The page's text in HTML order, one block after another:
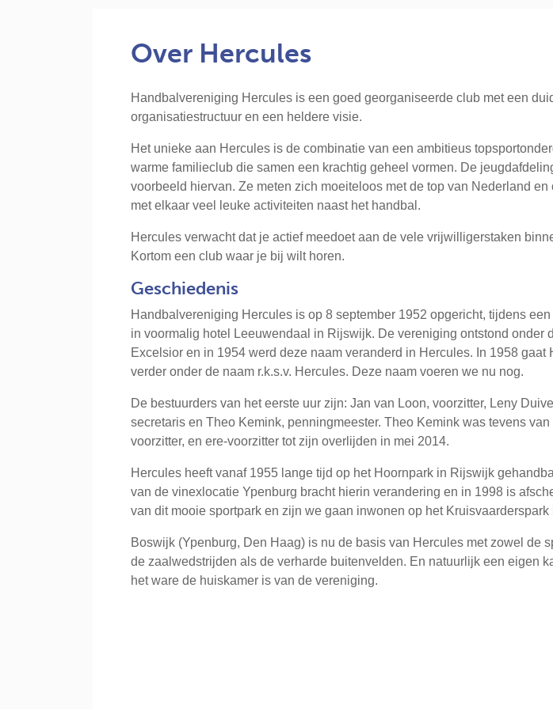
Over Hercules
Handbalvereniging Hercules is een goed georganiseerde club met een
organisatiestructuur en een heldere visie.
Het unieke aan Hercules is de combinatie van een ambitieus
warme familieclub die samen een krachtig geheel vormen. De
voorbeeld hiervan. Ze meten zich moeiteloos met de top van Nederland en
met elkaar veel leuke activiteiten naast het handbal.
Hercules verwacht dat je actief meedoet aan de vele vrijwilligerstaken
Kortom een club waar je bij wilt horen.
Geschiedenis
Handbalvereniging Hercules is op 8 september 1952 opgericht, tijdens
in voormalig hotel Leeuwendaal in Rijswijk. De vereniging ontstond onder
Excelsior en in 1954 werd deze naam veranderd in Hercules. In 1958 gaat
verder onder de naam r.k.s.v. Hercules. Deze naam voeren we nu nog.
De bestuurders van het eerste uur zijn: Jan van Loon, voorzitter, Leny
secretaris en Theo Kemink, penningmeester. Theo Kemink was tevens van
voorzitter, en ere-voorzitter tot zijn overlijden in mei 2014.
Hercules heeft vanaf 1955 lange tijd op het Hoornpark in Rijswijk
van de vinexlocatie Ypenburg bracht hierin verandering en in 1998 is
van dit mooie sportpark en zijn we gaan inwonen op het Kruisvaarderspark
Boswijk (Ypenburg, Den Haag) is nu de basis van Hercules met zowel de
de zaalwedstrijden als de verharde buitenvelden. En natuurlijk een eigen
het ware de huiskamer is van de vereniging.